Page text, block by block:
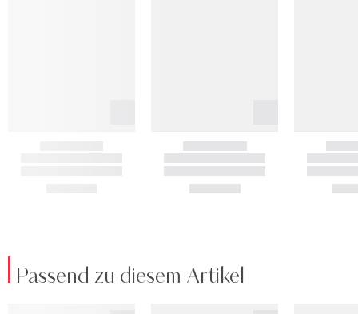
Passend zu diesem Artikel